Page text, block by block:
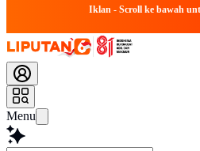
Iklan - Scroll ke bawah
Menu